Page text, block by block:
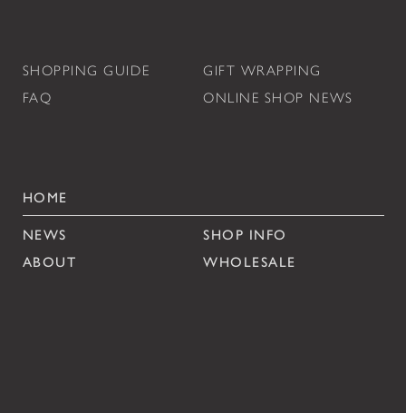
SHOPPING GUIDE
GIFT WRAPPING
FAQ
ONLINE SHOP NEWS
HOME
NEWS
SHOP INFO
ABOUT
WHOLESALE